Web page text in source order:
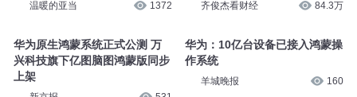
温暖的亚当 1372
华为原生鸿蒙系统正式公测 万
兴科技旗下亿图脑图鸿蒙版同步
上架
齐俊杰看财经 84.3万
华为：10亿台设备已接入鸿蒙操
作系统
羊城晚报 160